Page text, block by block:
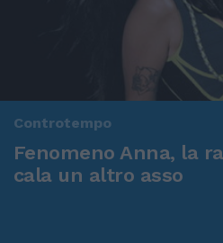
Controtempo
Fenomeno Anna, la
cala un altro asso